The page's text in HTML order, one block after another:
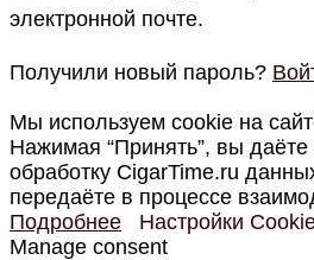
электронной почте.
Получили новый пароль?
Мы используем cookie на
Нажимая “Принять”, вы даёте
обработку CigarTime.ru
передаёте в процессе
Подробнее
Настройки
Manage consent